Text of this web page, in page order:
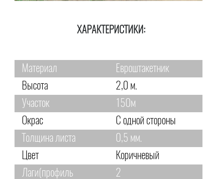
ХАРАКТЕРИСТИКИ:
Материал
Евроштакетник
Высота
2,0 м.
Участок
150м
Окрас
С одной стороны
Толщина листа
0,5 мм.
Цвет
Коричневый
Лаги(профиль
2